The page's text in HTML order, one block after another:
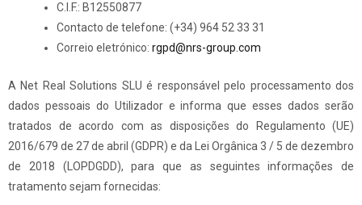
C.I.F.: B12550877
Contacto de telefone: (+34) 964 52 33 31
Correio eletrónico: rgpd@nrs-group.com
A Net Real Solutions SLU é responsável pelo processamento dos
dados pessoais do Utilizador e informa que esses dados serão
tratados de acordo com as disposições do Regulamento (UE)
2016/679 de 27 de abril (GDPR) e da Lei Orgânica 3 / 5 de dezembro
de 2018 (LOPDGDD), para que as seguintes informações de
tratamento sejam fornecidas: